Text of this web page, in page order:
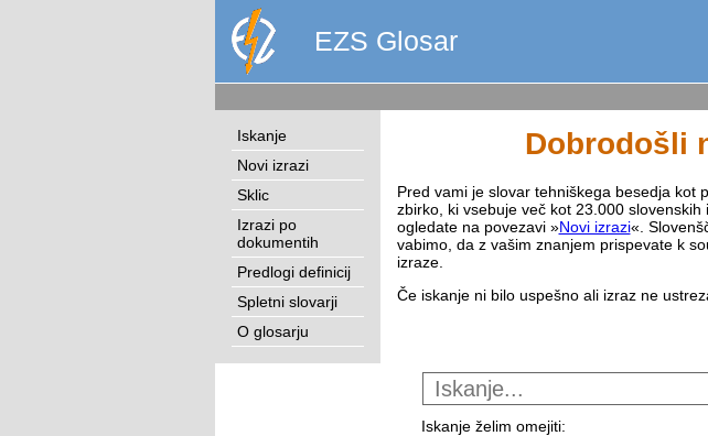
EZS Glosar
Iskanje
Novi izrazi
Sklic
Izrazi po
dokumentih
Predlogi definicij
Spletni slovarji
O glosarju
Dobrodošli
Pred vami je slovar tehniškega besedja kot
zbirko, ki vsebuje več kot 23.000
ogledate na povezavi »Novi izrazi«.
vabimo, da z vašim znanjem prispevate k
izraze.
Če iskanje ni bilo uspešno ali izraz ne
Iskanje želim omejiti: